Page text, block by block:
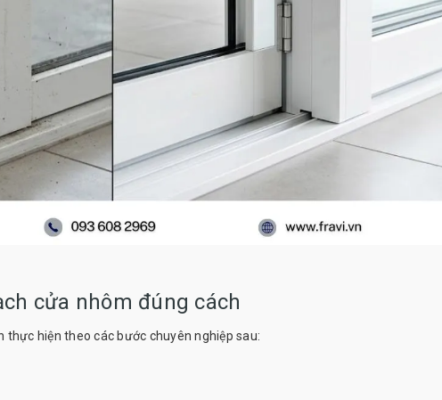
cửa nhôm đúng cách
thực hiện theo các bước chuyên nghiệp sau: